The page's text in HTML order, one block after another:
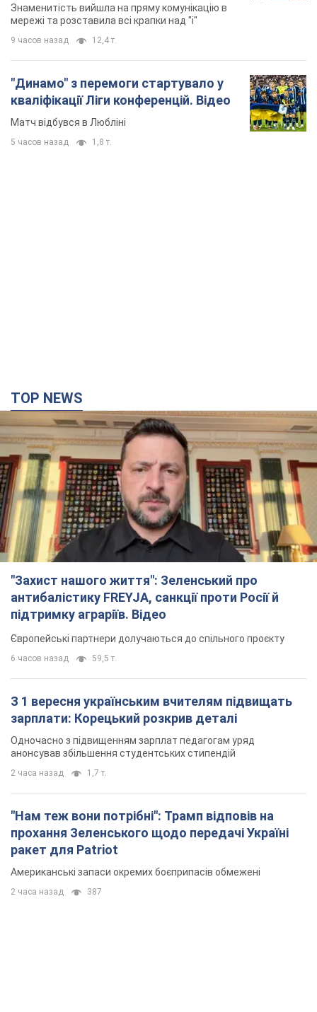
Знаменитість вийшла на пряму комунікацію в
мережі та розставила всі крапки над "і"
9 часов назад 12,4 т.
"Динамо" з перемоги стартувало у
кваліфікації Ліги конференцій. Відео
Матч відбувся в Любліні
5 часов назад 1,8 т.
TOP NEWS
"Захист нашого життя": Зеленський про
антибалістику FREYJA, санкції проти Росії й
підтримку аграріїв. Відео
Європейські партнери долучаються до спільного проєкту
6 часов назад 59,5 т.
З 1 вересня українським вчителям підвищать
зарплати: Корецький розкрив деталі
Одночасно з підвищенням зарплат педагогам уряд
анонсував збільшення студентських стипендій
2 часа назад 1,7 т.
"Нам теж вони потрібні": Трамп відповів на
прохання Зеленського щодо передачі Україні
ракет для Patriot
Американські запаси окремих боєприпасів обмежені
2 часа назад 387